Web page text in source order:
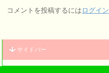
コメントを投稿するにはログイン
サイドバー